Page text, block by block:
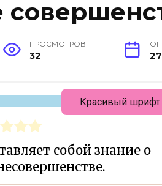
ПРОСМОТРОВ
32
собой знание о
Красивый шрифт